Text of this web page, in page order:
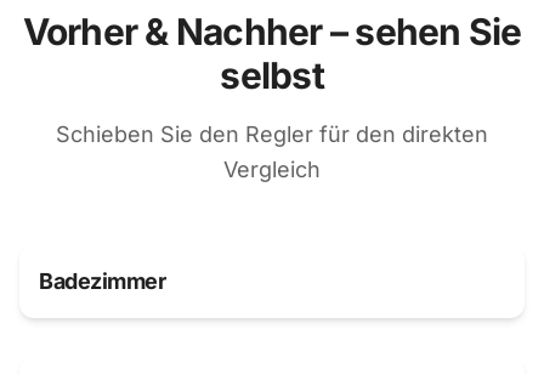
Vorher & Nachher – sehen Sie
selbst
Schieben Sie den Regler für den direkten
Vergleich
Vorher
Badezimmer
Regler schieben